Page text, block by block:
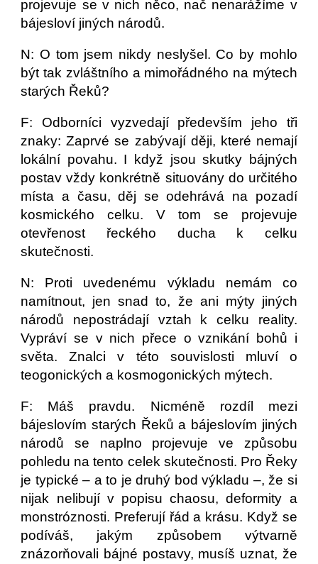
projevuje se v nich něco, nač nenarážíme v
bájesloví jiných národů.
N: O tom jsem nikdy neslyšel. Co by mohlo
být tak zvláštního a mimořádného na mýtech
starých Řeků?
F: Odborníci vyzvedají především jeho tři
znaky: Zaprvé se zabývají ději, které nemají
lokální povahu. I když jsou skutky bájných
postav vždy konkrétně situovány do určitého
místa a času, děj se odehrává na pozadí
kosmického celku. V tom se projevuje
otevřenost řeckého ducha k celku
skutečnosti.
N: Proti uvedenému výkladu nemám co
namítnout, jen snad to, že ani mýty jiných
národů nepostrádají vztah k celku reality.
Vypráví se v nich přece o vznikání bohů i
světa. Znalci v této souvislosti mluví o
teogonických a kosmogonických mýtech.
F: Máš pravdu. Nicméně rozdíl mezi
bájeslovím starých Řeků a bájeslovím jiných
národů se naplno projevuje ve způsobu
pohledu na tento celek skutečnosti. Pro Řeky
je typické – a to je druhý bod výkladu –, že si
nijak nelibují v popisu chaosu, deformity a
monstróznosti. Preferují řád a krásu. Když se
podíváš, jakým způsobem výtvarně
znázorňovali bájné postavy, musíš uznat, že